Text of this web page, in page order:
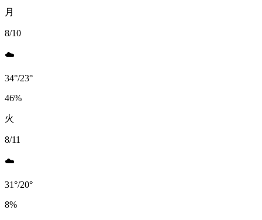
月
8/10
☁️
34°/23°
46%
火
8/11
☁️
31°/20°
8%